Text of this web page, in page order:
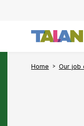
Home Our job